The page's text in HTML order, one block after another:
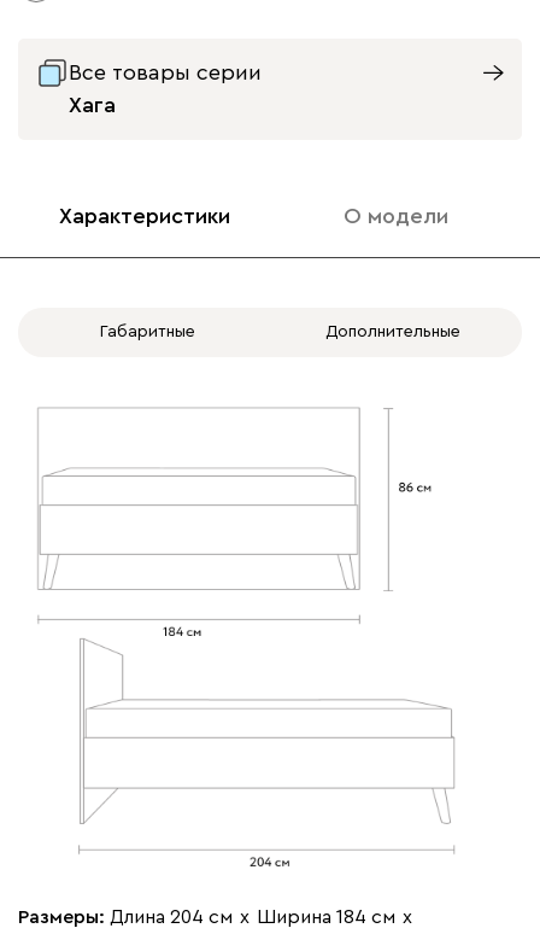
Все товары серии
Хага
Характеристики О модели
Габаритные Дополнительные
Размеры: Длина 204 см х Ширина 184 см х